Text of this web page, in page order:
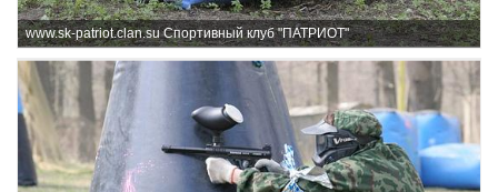
www.sk-patriot.clan.su Спортивный клуб "ПАТРИОТ"